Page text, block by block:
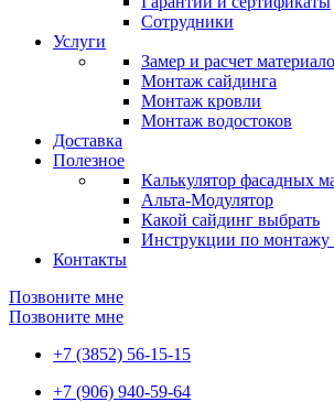
Сотрудники
Услуги
Замер и расчет
Монтаж сайдинга
Монтаж кровли
Монтаж водостоков
Доставка
Полезное
Калькулятор фасадных
Альта-Модулятор
Какой сайдинг выбрать
Инструкции по монтажу
Контакты
Позвоните мне
Позвоните мне
+7 (3852) 56-15-15
+7 (906) 940-59-64